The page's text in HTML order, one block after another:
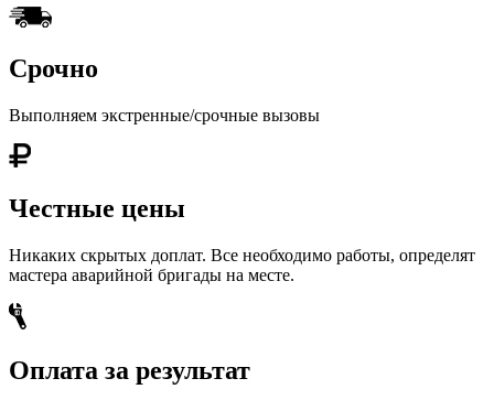
Срочно
Выполняем экстренные/срочные вызовы
Честные цены
Никаких скрытых доплат. Все необходимо работы, определят
мастера аварийной бригады на месте.
Оплата за результат